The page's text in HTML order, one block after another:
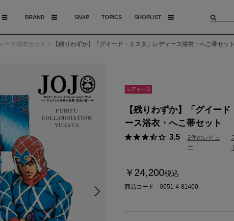
BRAND SNAP TOPICS SHOPLIST
ース浴衣セット 【残りわずか】「グイード・ミスタ」レディース浴衣・へこ帯セット
【残りわずか】「グイー
ース浴衣・へこ帯セット
3.5
2件のレビュ
ー
￥24,200税込
商品コード 0651-4-81400